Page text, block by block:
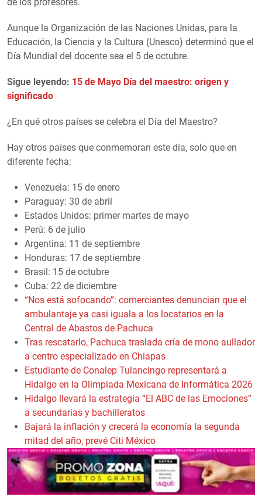
Aunque la Organización de las Naciones Unidas, para la
Educación, la Ciencia y la Cultura (Unesco) determinó que el
Día Mundial del docente sea el 5 de octubre.
Sigue leyendo: 15 de Mayo Día del maestro: origen y
significado
¿En qué otros países se celebra el Día del Maestro?
Hay otros países que conmemoran este día, solo que en
diferente fecha:
Venezuela: 15 de enero
Paraguay: 30 de abril
Estados Unidos: primer martes de mayo
Perú: 6 de julio
Argentina: 11 de septiembre
Honduras: 17 de septiembre
Brasil: 15 de octubre
Cuba: 22 de diciembre
“Nos está sofocando”: comerciantes denuncian que el
ambulantaje ya casi iguala a los locatarios en la
Central de Abastos de Pachuca
Tras rescatarlo, Pachuca traslada cría de mono aullador
a centro especializado en Chiapas
Estudiante de Conalep Tulancingo representará a
Hidalgo en la Olimpiada Mexicana de Informática 2026
Hidalgo llevará la estrategia “El ABC de las Emociones”
a secundarias y bachilleratos
Bajará la inflación y crecerá la economía la segunda
mitad del año, prevé Citi México